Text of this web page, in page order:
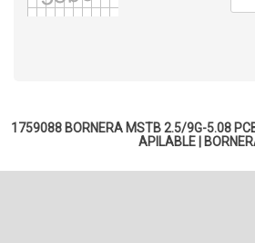
1759088 BORNERA MSTB 2.5/9G-5.08
APILABLE|